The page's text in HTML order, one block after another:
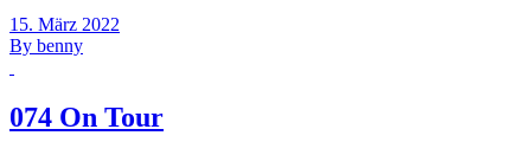
15. März 2022
By benny
074 On Tour